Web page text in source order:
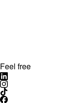
Feel free